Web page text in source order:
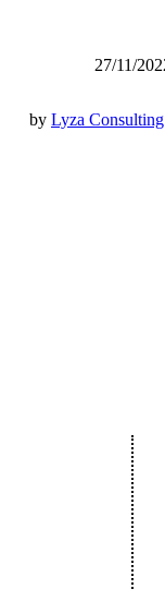
27/11/
by Lyza Consulting